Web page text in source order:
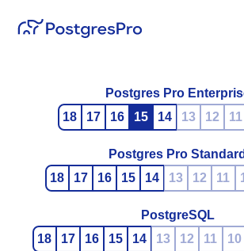
Postgres Pro
18
17 16 15 14 13 12 11
Postgres Pro Standard
18
17 16 15 14 13 12 11
PostgreSQL
18
17 16 15 14 13 12 11 10